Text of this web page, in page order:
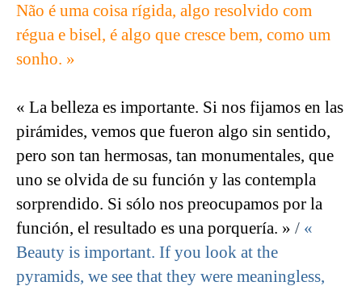
Não é uma coisa rígida, algo resolvido com
régua e bisel, é algo que cresce bem, como um
sonho. »
« La belleza es importante. Si nos fijamos en las
pirámides, vemos que fueron algo sin sentido,
pero son tan hermosas, tan monumentales, que
uno se olvida de su función y las contempla
sorprendido. Si sólo nos preocupamos por la
función, el resultado es una porquería. » / «
Beauty is important. If you look at the
pyramids, we see that they were meaningless,